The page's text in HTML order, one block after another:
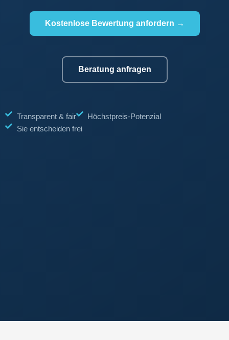
Kostenlose Bewertung anfordern →
Beratung anfragen
Transparent & fair
Höchstpreis-Potenzial
Sie entscheiden frei